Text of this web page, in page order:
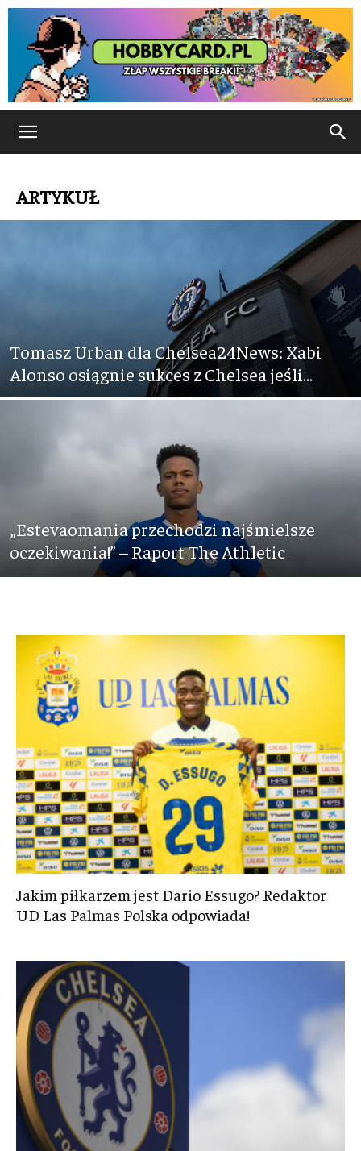
ARTYKUŁ
Tomasz Urban dla Chelsea24News: Xabi
Alonso osiągnie sukces z Chelsea jeśli…
„Estevaomania przechodzi najśmielsze
oczekiwania!” – Raport The Athletic
Jakim piłkarzem jest Dario Essugo? Redaktor
UD Las Palmas Polska odpowiada!